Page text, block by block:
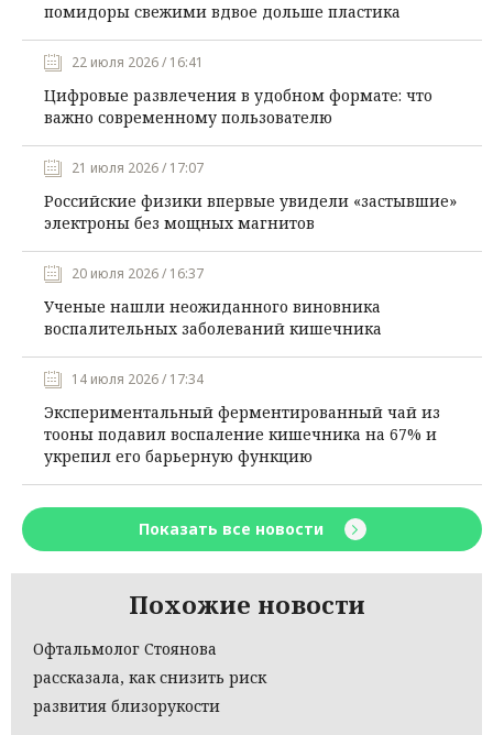
помидоры свежими вдвое дольше пластика
22 июля 2026 / 16:41
Цифровые развлечения в удобном формате: что
важно современному пользователю
21 июля 2026 / 17:07
Российские физики впервые увидели «застывшие»
электроны без мощных магнитов
20 июля 2026 / 16:37
Ученые нашли неожиданного виновника
воспалительных заболеваний кишечника
14 июля 2026 / 17:34
Экспериментальный ферментированный чай из
тооны подавил воспаление кишечника на 67% и
укрепил его барьерную функцию
Показать все новости
Похожие новости
Офтальмолог Стоянова
рассказала, как снизить риск
развития близорукости